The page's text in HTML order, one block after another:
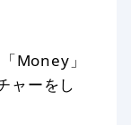
Money」
ャーをし